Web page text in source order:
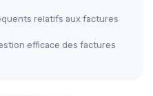
relatifs aux factures
efficace des factures